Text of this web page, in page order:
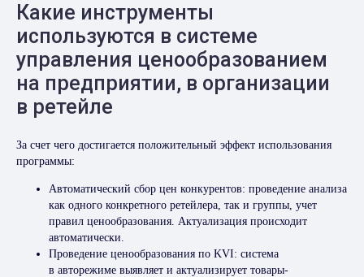
Какие инструменты
используются в системе
управления ценообразованием
на предприятии, в организации
в ретейле
За счет чего достигается положительный эффект использования
программы:
Автоматический сбор цен конкурентов: проведение анализа
как одного конкретного ретейлера, так и группы, учет
правил ценообразования. Актуализация происходит
автоматически.
Проведение ценообразования по KVI: система
в авторежиме выявляет и актуализирует товары-